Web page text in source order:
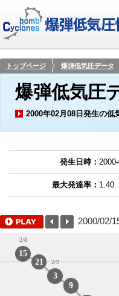
トップページ 爆弾低気圧データ
爆弾低気圧
2000年02月08日発生の低
発生日時：
最大発達率： 1.40
2000/02/
15
2/8
21
3
2/9
9